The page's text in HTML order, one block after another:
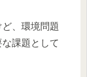
、環境問題
課題として